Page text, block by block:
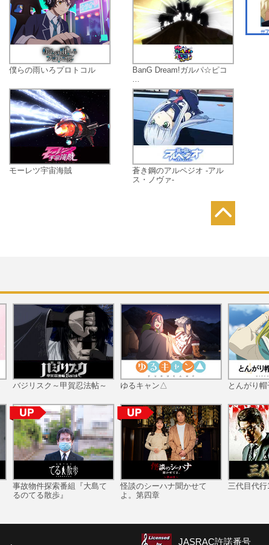
ジを届けることができるのか……!? 応
援(エール)はドリカが示すもの!! 目指す
は、デビューをかけた夢のステージ
「ドリフェス！」。
僕らの雨いろプロトコル
モーレツ宇宙海賊
BanG Dream!ガルパ☆ピコ
...
蒼き鋼のアルペジオ -アル
ス・ノヴァ-
バジリスク～甲賀忍法帖～
事故物件探索番組『大島て
るのてる散歩』
ゆるキャン△
怪談のシーハナ聞かせて
よ。第四章
とんがり
三代目代行
JASRAC許諾番号